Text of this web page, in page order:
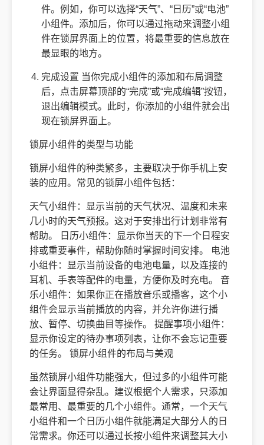
件。例如，你可以选择“天气”、“日历”或“电池”
小组件。添加后，你可以通过拖动来调整小组
件在锁屏界面上的位置，将最重要的信息放在
最显眼的地方。
完成设置 当你完成小组件的添加和布局调整
后，点击屏幕顶部的“完成”或“完成编辑”按钮，
退出编辑模式。此时，你添加的小组件就会出
现在锁屏界面上。
锁屏小组件的类型与功能
锁屏小组件的种类繁多，主要取决于你手机上安
装的应用。常见的锁屏小组件包括：
天气小组件：显示当前的天气状况、温度和未来
几小时的天气预报。这对于安排出行计划非常有
帮助。 日历小组件：显示你当天的下一个日程安
排或重要事件，帮助你随时掌握时间安排。 电池
小组件：显示当前设备的电池电量，以及连接的
耳机、手表等配件的电量，方便你及时充电。 音
乐小组件：如果你正在播放音乐或播客，这个小
组件会显示当前播放的内容，并允许你进行播
放、暂停、切换曲目等操作。 提醒事项小组件：
显示你设定的待办事项列表，让你不会忘记重要
的任务。 锁屏小组件的布局与美观
虽然锁屏小组件功能强大，但过多的小组件可能
会让界面显得杂乱。建议根据个人需求，只添加
最常用、最重要的几个小组件。通常，一个天气
小组件和一个日历小组件就能满足大部分人的日
常需求。你还可以通过长按小组件来调整其大小